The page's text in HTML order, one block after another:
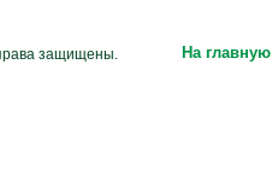
защищены.
На главную